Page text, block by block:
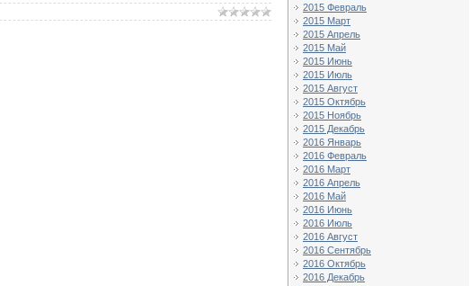
2015 Февраль
2015 Март
2015 Апрель
2015 Май
2015 Июнь
2015 Июль
2015 Август
2015 Октябрь
2015 Ноябрь
2015 Декабрь
2016 Январь
2016 Февраль
2016 Март
2016 Апрель
2016 Май
2016 Июнь
2016 Июль
2016 Август
2016 Сентябрь
2016 Октябрь
2016 Декабрь